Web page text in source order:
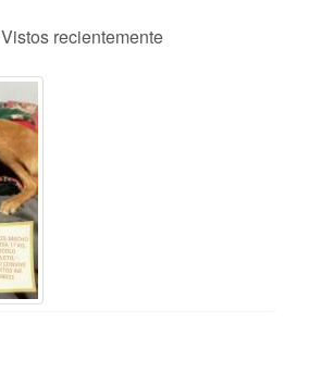
Vistos recientemente